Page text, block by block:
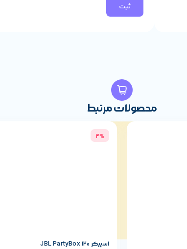
محصولات مرتبط
اسپیکر JBL PartyBox 120
4%